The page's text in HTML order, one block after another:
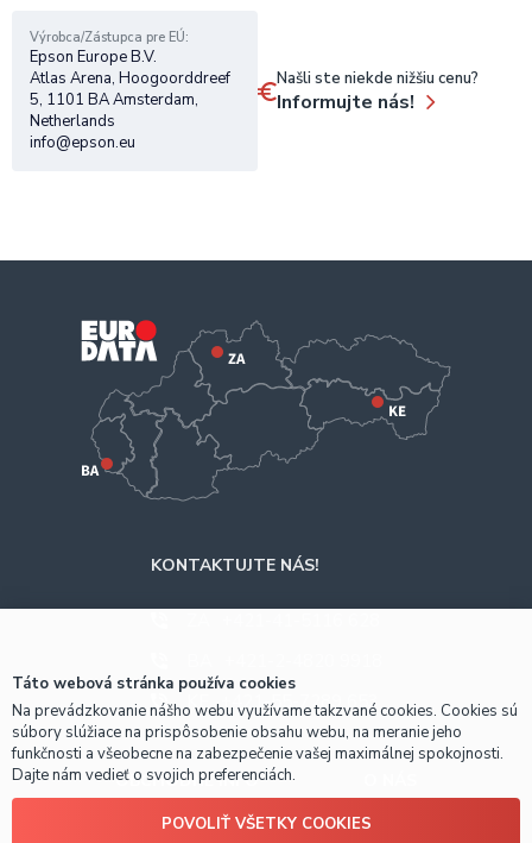
Výrobca/Zástupca pre EÚ
Epson Europe B.V.
Atlas Arena, Hoogoorddreef
5, 1101 BA Amsterdam,
Netherlands
info@epson.eu
Našli ste niekde nižšiu cenu?
Informujte nás!
KONTAKTUJTE NÁS!
KE +421-55-7289 653
OBCHODNÉ INFO
Prečo nakúpiť u nás?
Táto webová stránka používa cookies
Na prevádzkovanie nášho webu využívame takzvané cookies. Cookies sú
súbory slúžiace na prispôsobenie obsahu webu, na meranie jeho
funkčnosti a všeobecne na zabezpečenie vašej maximálnej spokojnosti.
Dajte nám vedieť o svojich preferenciách.
POVOLIŤ VŠETKY COOKIES